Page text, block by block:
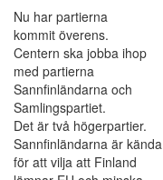
Nu har partierna
kommit överens.
Centern ska jobba ihop
med partierna
Sannfinländarna och
Samlingspartiet.
Det är två högerpartier.
Sannfinländarna är kända
för att vilja att Finland